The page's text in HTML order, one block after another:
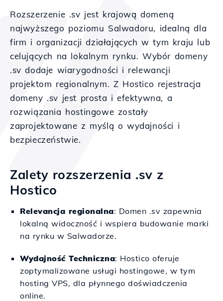
Rozszerzenie .sv jest krajową domeną
najwyższego poziomu Salwadoru, idealną dla
firm i organizacji działających w tym kraju lub
celujących na lokalnym rynku. Wybór domeny
.sv dodaje wiarygodności i relewancji
projektom regionalnym. Z Hostico rejestracja
domeny .sv jest prosta i efektywna, a
rozwiązania hostingowe zostały
zaprojektowane z myślą o wydajności i
bezpieczeństwie.
Zalety rozszerzenia .sv z
Hostico
Relevancja regionalna: Domen .sv zapewnia
lokalną widoczność i wspiera budowanie marki
na rynku w Salwadorze.
Wydajność Techniczna: Hostico oferuje
zoptymalizowane usługi hostingowe, w tym
hosting VPS, dla płynnego doświadczenia
online.